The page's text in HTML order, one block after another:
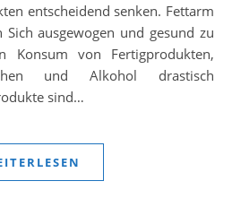
entscheidend senken. Fettarm
ausgewogen und gesund zu
Konsum von Fertigprodukten,
und Alkohol drastisch
sind…